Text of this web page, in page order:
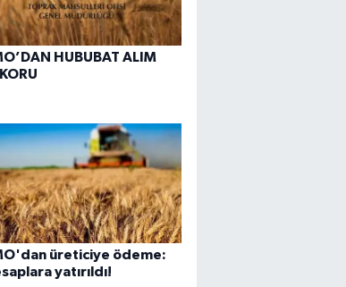
HUBUBAT ALIM
üreticiye ödeme:
yatırıldı!